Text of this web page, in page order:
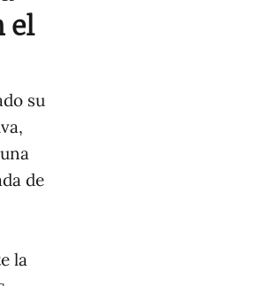
el
su
de
la